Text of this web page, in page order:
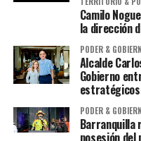
Camilo
la dirección
PODER &
Alcalde
Gobierno
PODER &
posesión